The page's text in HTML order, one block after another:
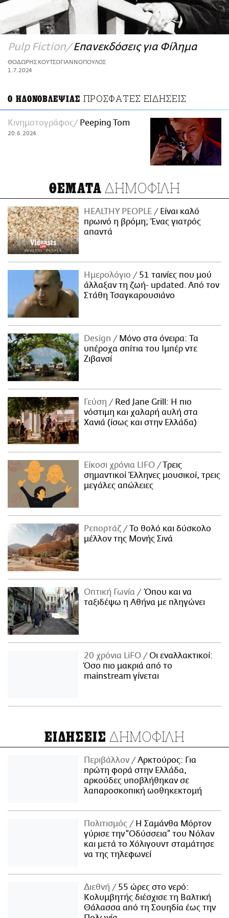
ΑΜΠΑ
PRINT
Pulp Fiction Επανεκδόσεις για Φίλημα
ΘΟΔΩΡΗΣ ΚΟΥΤΣΟΓΙΑΝΝΟΠΟΥΛΟΣ
1.7.2024
Ο ΗΔΟΝΟΒΛΕΨΙΑΣ ΠΡΟΣΦΑΤΕΣ ΕΙΔΗΣΕΙΣ
Κινηματογράφος Peeping Tom
20.6.2024
ΘΕΜΑΤΑ ΔΗΜΟΦΙΛΗ
HEALTHY PEOPLE
Είναι καλό
πρωινό η βρόμη; Ένας γιατρός
απαντά
Ημερολόγιο
51 ταινίες που μού
άλλαξαν τη ζωή- updated. Aπό τον
Στάθη Τσαγκαρουσιάνο
Design
Μόνο στα όνειρα: Τα
υπέροχα σπίτια του Ιμπέρ ντε
Ζιβανσί
Γεύση
Red Jane Grill: Η πιο
νόστιμη και χαλαρή αυλή στα
Χανιά (ίσως και στην Ελλάδα)
Είκοσι χρόνια LIFO
Tρεις
σημαντικοί Έλληνες μουσικοί, τρεις
μεγάλες απώλειες
Ρεπορτάζ
Το θολό και δύσκολο
μέλλον της Μονής Σινά
Οπτική Γωνία
Όπου και να
ταξιδέψω η Αθήνα με πληγώνει
20 χρόνια LiFO
Οι εναλλακτικοί:
Όσο πιο μακριά από το
mainstream γίνεται
ΕΙΔΗΣΕΙΣ ΔΗΜΟΦΙΛΗ
Περιβάλλον
Αρκτούρος: Για
πρώτη φορά στην Ελλάδα,
αρκούδες υποβλήθηκαν σε
λαπαροσκοπική ωοθηκεκτομή
Πολιτισμός
Η Σαμάνθα Μόρτον
γύρισε την “Οδύσσεια” του Νόλαν
και μετά το Χόλιγουντ σταμάτησε
να της τηλεφωνεί
Διεθνή
55 ώρες στο νερό:
Κολυμβητής διέσχισε τη Βαλτική
Θάλασσα από τη Σουηδία έως την